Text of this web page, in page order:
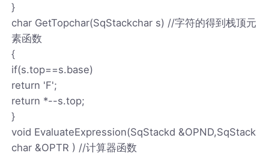
}
char GetTopchar(SqStackchar s) //字符的得到栈顶元
素函数
{
if(s.top==s.base)
return 'F';
return *--s.top;
}
void EvaluateExpression(SqStackd &OPND,SqStack
char &OPTR ) //计算器函数